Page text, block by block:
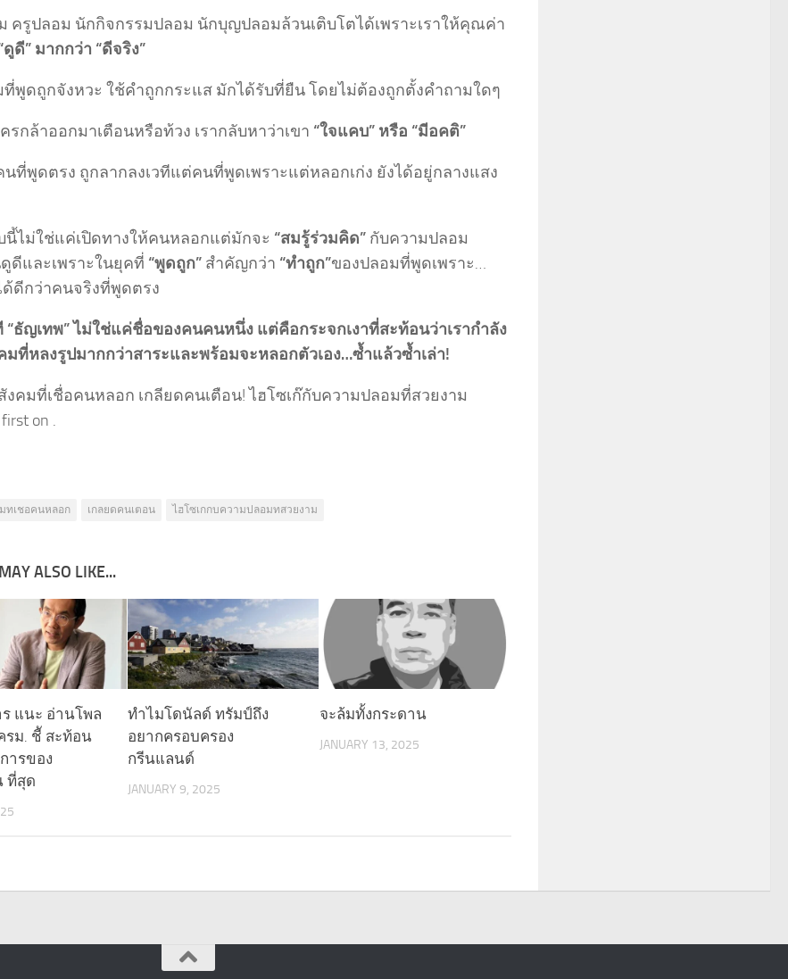
ครูปลอม นักกิจกรรมปลอม นักบุญปลอมล้วนเติบโตได้เพราะเราให้คุณค่า
ดูดี” มากกว่า “ดีจริง”
พูดถูกจังหวะ ใช้คำถูกกระแส มักได้รับที่ยืน โดยไม่ต้องถูกตั้งคำถามใดๆ
รกล้าออกมาเตือนหรือท้วง เรากลับหาว่าเขา “ใจแคบ” หรือ “มีอคติ”
ที่พูดตรง ถูกลากลงเวทีแต่คนที่พูดเพราะแต่หลอกเก่ง ยังได้อยู่กลางแสง
นี้ไม่ใช่แค่เปิดทางให้คนหลอกแต่มักจะ “สมรู้ร่วมคิด” กับความปลอม
ดีและเพราะในยุคที่ “พูดถูก” สำคัญกว่า “ทำถูก”ของปลอมที่พูดเพราะ…
ด้ดีกว่าคนจริงที่พูดตรง
“ธัญเทพ” ไม่ใช่แค่ชื่อของคนคนหนึ่ง แต่คือกระจกเงาที่สะท้อนว่าเรากำลัง
มที่หลงรูปมากกว่าสาระและพร้อมจะหลอกตัวเอง…ซ้ำแล้วซ้ำเล่า!
สังคมที่เชื่อคนหลอก เกลียดคนเตือน! ไฮโซเก๊กับความปลอมที่สวยงาม
on .
ทเชอคนหลอก เกลยดคนเตอน ไฮโซเกกบความปลอมทสวยงาม
ALSO LIKE...
แนะ อ่านโพล
รม. ชีั สะท้อน
ารของ
ที่สุด
ทำไมโดนัลด์ ทรัมป์ถึง
อยากครอบครอง
กรีนแลนด์
JANUARY 9, 2025
จะล้มทั้งกระดาน
JANUARY 13, 2025